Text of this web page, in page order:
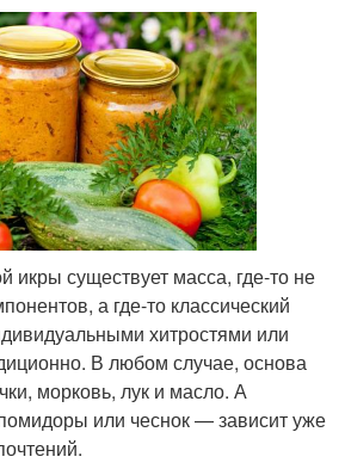
икры существует масса, где-то не
а где-то классический
хитростями или
В любом случае, основа
морковь, лук и масло. А
или чеснок — зависит уже